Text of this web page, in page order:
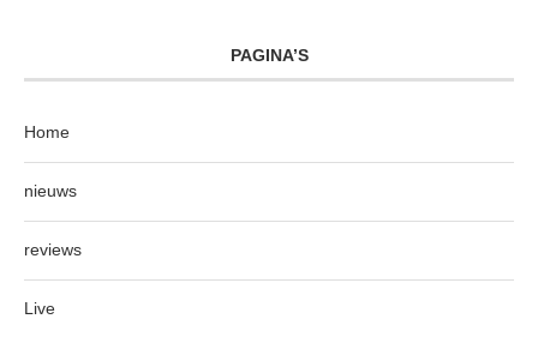
PAGINA’S
Home
nieuws
reviews
Live